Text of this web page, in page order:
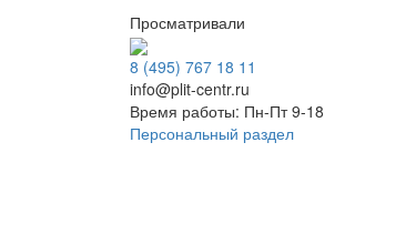
Просматривали
8 (495) 767 18 11
info@plit-centr.ru
Время работы: Пн-Пт 9-18
Персональный раздел